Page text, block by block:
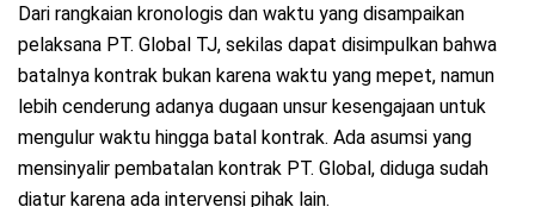
Dari rangkaian kronologis dan waktu yang disampaikan
pelaksana PT. Global TJ, sekilas dapat disimpulkan bahwa
batalnya kontrak bukan karena waktu yang mepet, namun
lebih cenderung adanya dugaan unsur kesengajaan untuk
mengulur waktu hingga batal kontrak. Ada asumsi yang
mensinyalir pembatalan kontrak PT. Global, diduga sudah
diatur karena ada intervensi pihak lain.